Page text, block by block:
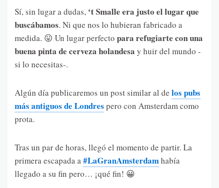
Sí, sin lugar a dudas, ‘t Smalle era justo el lugar que
buscábamos. Ni que nos lo hubieran fabricado a
medida. 😛 Un lugar perfecto para refugiarte con una
buena pinta de cerveza holandesa y huir del mundo -
si lo necesitas-.
Algún día publicaremos un post similar al de los pubs
más antiguos de Londres pero con Amsterdam como
prota.
Tras un par de horas, llegó el momento de partir. La
primera escapada a #LaGranAmsterdamhabía
llegado a su fin pero… ¡qué fin! 😀